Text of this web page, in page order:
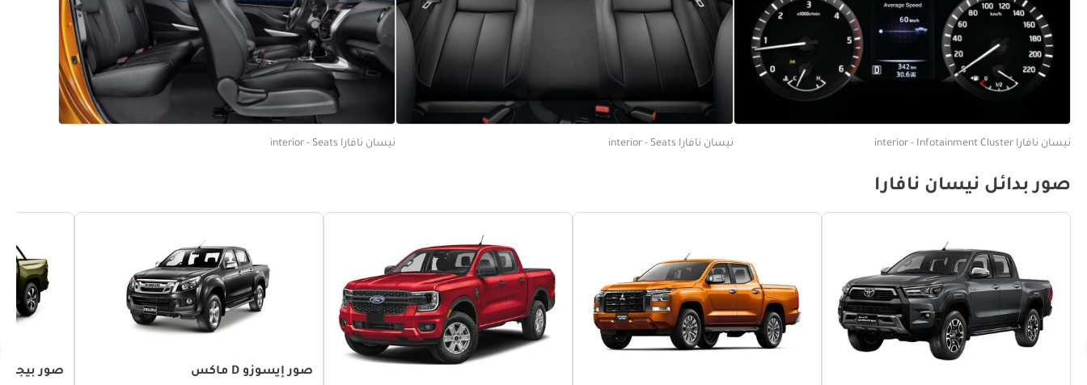
نيسان نافارا interior - Infotainment Cluster نيسان نافارا interior - Seats نيسان نافارا interior - Seats
صور بدائل نيسان نافارا
صور إيسوزو D ماكس صور بيجو